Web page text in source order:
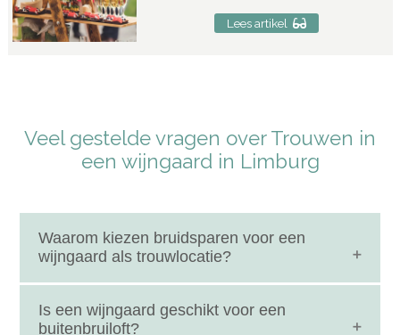
Lees artikel
Veel gestelde vragen over Trouwen in
een wijngaard in Limburg
Waarom kiezen bruidsparen voor een
wijngaard als trouwlocatie?
Een wijngaard heeft een unieke sfeer die je in
Nederland niet snel ergens anders vindt. De
Is een wijngaard geschikt voor een
buitenbruiloft?